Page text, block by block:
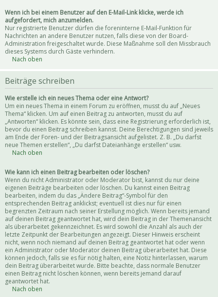
Wenn ich bei einem Benutzer auf den E-Mail-Link klicke, werde ich
aufgefordert, mich anzumelden.
Nur registrierte Benutzer dürfen die foreninterne E-Mail-Funktion für
Nachrichten an andere Benutzer nutzen, falls diese von der Board-
Administration freigeschaltet wurde. Diese Maßnahme soll den Missbrauch
dieses Systems durch Gäste verhindern.
Nach oben
Beiträge schreiben
Wie erstelle ich ein neues Thema oder eine Antwort?
Um ein neues Thema in einem Forum zu eröffnen, musst du auf „Neues
Thema“ klicken. Um auf einen Beitrag zu antworten, musst du auf
„Antworten“ klicken. Es könnte sein, dass eine Registrierung erforderlich ist,
bevor du einen Beitrag schreiben kannst. Deine Berechtigungen sind jeweils
am Ende der Foren- und der Beitragsansicht aufgelistet. Z. B. „Du darfst
neue Themen erstellen“, „Du darfst Dateianhänge erstellen“ usw.
Nach oben
Wie kann ich einen Beitrag bearbeiten oder löschen?
Wenn du nicht Administrator oder Moderator bist, kannst du nur deine
eigenen Beiträge bearbeiten oder löschen. Du kannst einen Beitrag
bearbeiten, indem du das „Ändere Beitrag“-Symbol für den
entsprechenden Beitrag anklickst; eventuell ist dies nur für einen
begrenzten Zeitraum nach seiner Erstellung möglich. Wenn bereits jemand
auf deinen Beitrag geantwortet hat, wird dein Beitrag in der Themenansicht
als überarbeitet gekennzeichnet. Es wird sowohl die Anzahl als auch der
letzte Zeitpunkt der Bearbeitungen angezeigt. Dieser Hinweis erscheint
nicht, wenn noch niemand auf deinen Beitrag geantwortet hat oder wenn
ein Administrator oder Moderator deinen Beitrag überarbeitet hat. Diese
können jedoch, falls sie es für nötig halten, eine Notiz hinterlassen, warum
dein Beitrag überarbeitet wurde. Bitte beachte, dass normale Benutzer
einen Beitrag nicht löschen können, wenn bereits jemand darauf
geantwortet hat.
Nach oben